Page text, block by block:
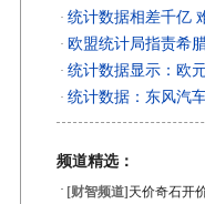
· 统计数据相差千亿
· 欧盟统计局指责希
· 统计数据显示：欧
· 统计数据：东风汽
频道精选：
· [财智频道] 天价奇石开